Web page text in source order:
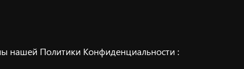
нашей Политики Конфиденциальности :